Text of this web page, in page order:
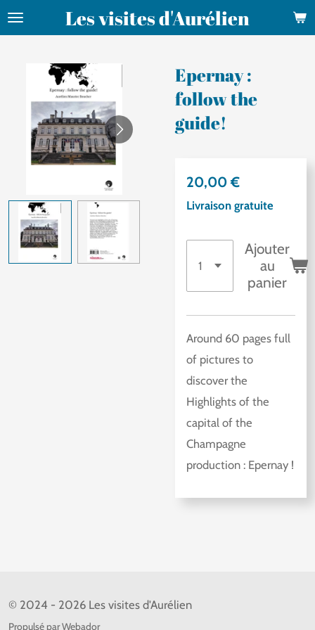
Passer
au
principal
Les visites d'Aurélien
Epernay :
follow the
guide!
20,00 €
Livraison gratuite
Ajouter
au
panier
Around 60 pages full
of pictures to
discover the
Highlights of the
capital of the
Champagne
production : Epernay !
© 2024 - 2026 Les visites d'Aurélien
Propulsé parWebador